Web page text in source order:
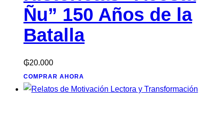
Ñu” 150 Años de la
Batalla
₲20.000
COMPRAR AHORA